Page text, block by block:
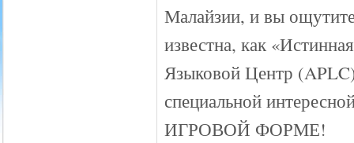
Малайзии, и вы
известна, как
Языковой Центр
специальной
ИГРОВОЙ ФОРМЕ!